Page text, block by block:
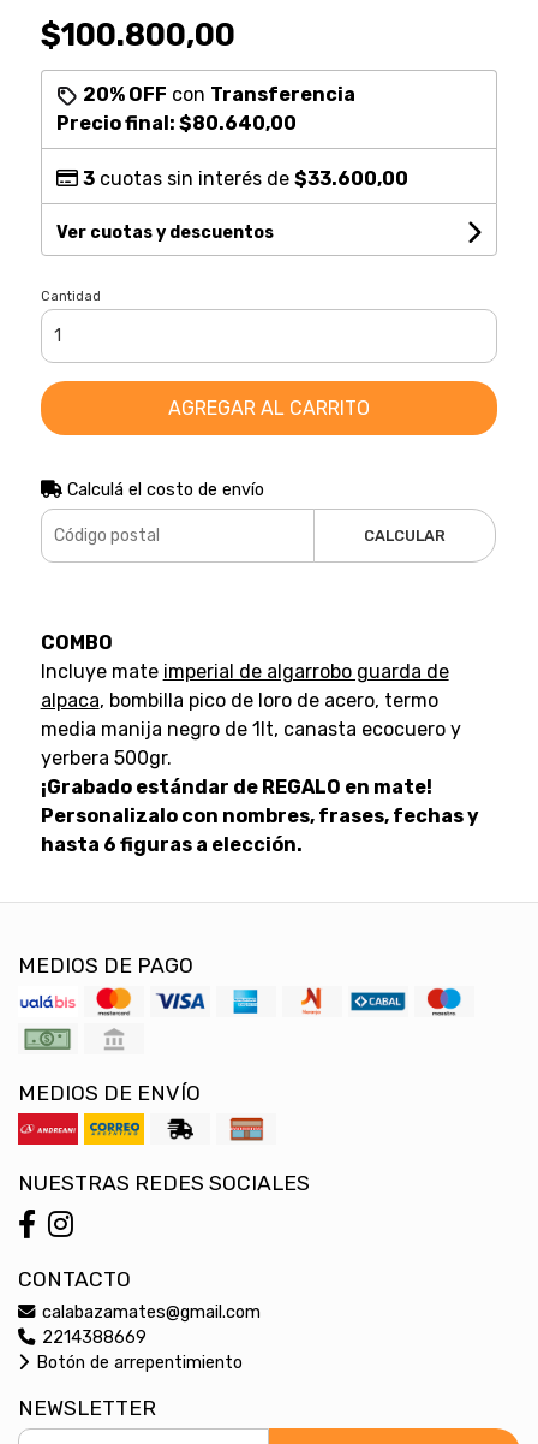
$100.800,00
20% OFF con Transferencia
Precio final: $80.640,00
3cuotas sin interés de $33.600,00
Ver cuotas y descuentos
Cantidad
AGREGAR AL CARRITO
Calculá el costo de envío
CALCULAR
COMBO
Incluye mate imperial de algarrobo guarda de
alpaca, bombilla pico de loro de acero, termo
media manija negro de 1lt, canasta ecocuero y
yerbera 500gr.
¡Grabado estándar de REGALO en mate!
Personalizalo con nombres, frases, fechas y
hasta 6 figuras a elección.
MEDIOS DE PAGO
MEDIOS DE ENVÍO
NUESTRAS REDES SOCIALES
CONTACTO
calabazamates@gmail.com
2214388669
Botón de arrepentimiento
NEWSLETTER